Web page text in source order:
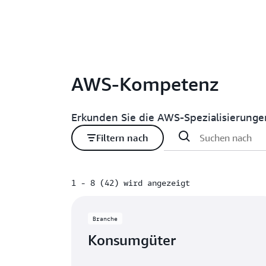
AWS-Kompetenz
Erkunden Sie die AWS-
Filtern nach
1 - 8 (42) wird angezeigt
Branche
Konsumgüter